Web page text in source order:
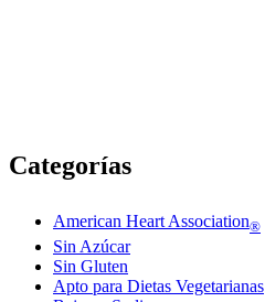
Categorías
American Heart Association®
Sin Azúcar
Sin Gluten
Apto para Dietas Vegetarianas